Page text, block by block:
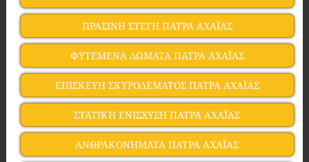
ΠΡΑΣΙΝΗ ΣΤΕΓΗ ΠΑΤΡΑ ΑΧΑΪΑΣ
ΦΥΤΕΜΕΝΑ ΔΩΜΑΤΑ ΠΑΤΡΑ ΑΧΑΪΑΣ
ΕΠΙΣΚΕΥΗ ΣΚΥΡΟΔΕΜΑΤΟΣ ΠΑΤΡΑ ΑΧΑΪΑΣ
ΣΤΑΤΙΚΗ ΕΝΙΣΧΥΣΗ ΠΑΤΡΑ ΑΧΑΪΑΣ
ΑΝΘΡΑΚΟΝΗΜΑΤΑ ΠΑΤΡΑ ΑΧΑΪΑΣ